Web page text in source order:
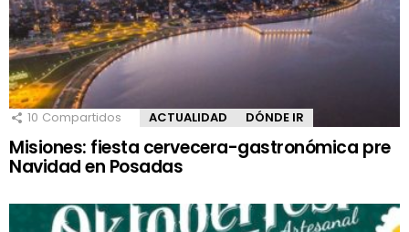
10 Compartidos ACTUALIDAD DÓNDE IR
Misiones: fiesta cervecera-gastronómica pre
Navidad en Posadas